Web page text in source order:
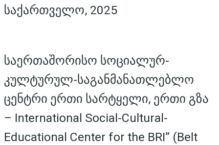
საქართველო, 2025
საერთაშორისო სოციალურ-
კულტურულ-საგანმანათლებლო
ცენტრი ერთი სარტყელი, ერთი გზა
– International Social-Cultural-
Educational Center for the BRI” (Belt